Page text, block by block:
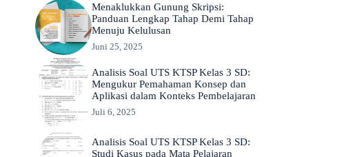
Menaklukkan Gunung Skripsi:
Panduan Lengkap Tahap Demi Tahap
Menuju Kelulusan
Juni 25, 2025
Analisis Soal UTS KTSP Kelas 3 SD:
Mengukur Pemahaman Konsep dan
Aplikasi dalam Konteks Pembelajaran
Juli 6, 2025
Analisis Soal UTS KTSP Kelas 3 SD:
Studi Kasus pada Mata Pelajaran